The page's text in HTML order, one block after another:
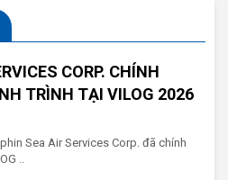
CORP. CHÍNH
TRÌNH TẠI VILOG 2026
Sea Air Services Corp. đã chính
..